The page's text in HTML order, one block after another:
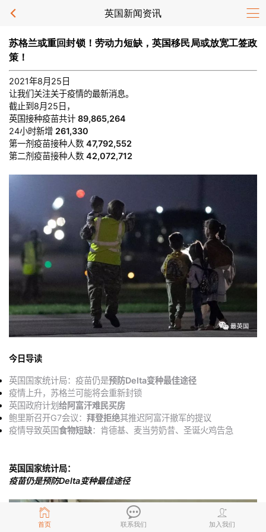
英国新闻资讯
首页 联系我们 加入我们
苏格兰或重回封锁！劳动力短缺，英国移民局或放宽工签政
策！
2021年8月25日
让我们关注关于疫情的最新消息。
截止到8月25日，
英国接种疫苗共计 89,865,264
24小时新增 261,330
第一剂疫苗接种人数 47,792,552
第二剂疫苗接种人数 42,072,712
今日导读
英国国家统计局：疫苗仍是预防Delta变种最佳途径
疫情上升，苏格兰可能将会重新封锁
英国政府计划给阿富汗难民买房
鲍里斯召开G7会议： 拜登拒绝其推迟阿富汗撤军的提议
疫情导致英国食物短缺：肯德基、麦当劳奶昔、圣诞火鸡告急
英国国家统计局：
疫苗仍是预防Delta变种最佳途径